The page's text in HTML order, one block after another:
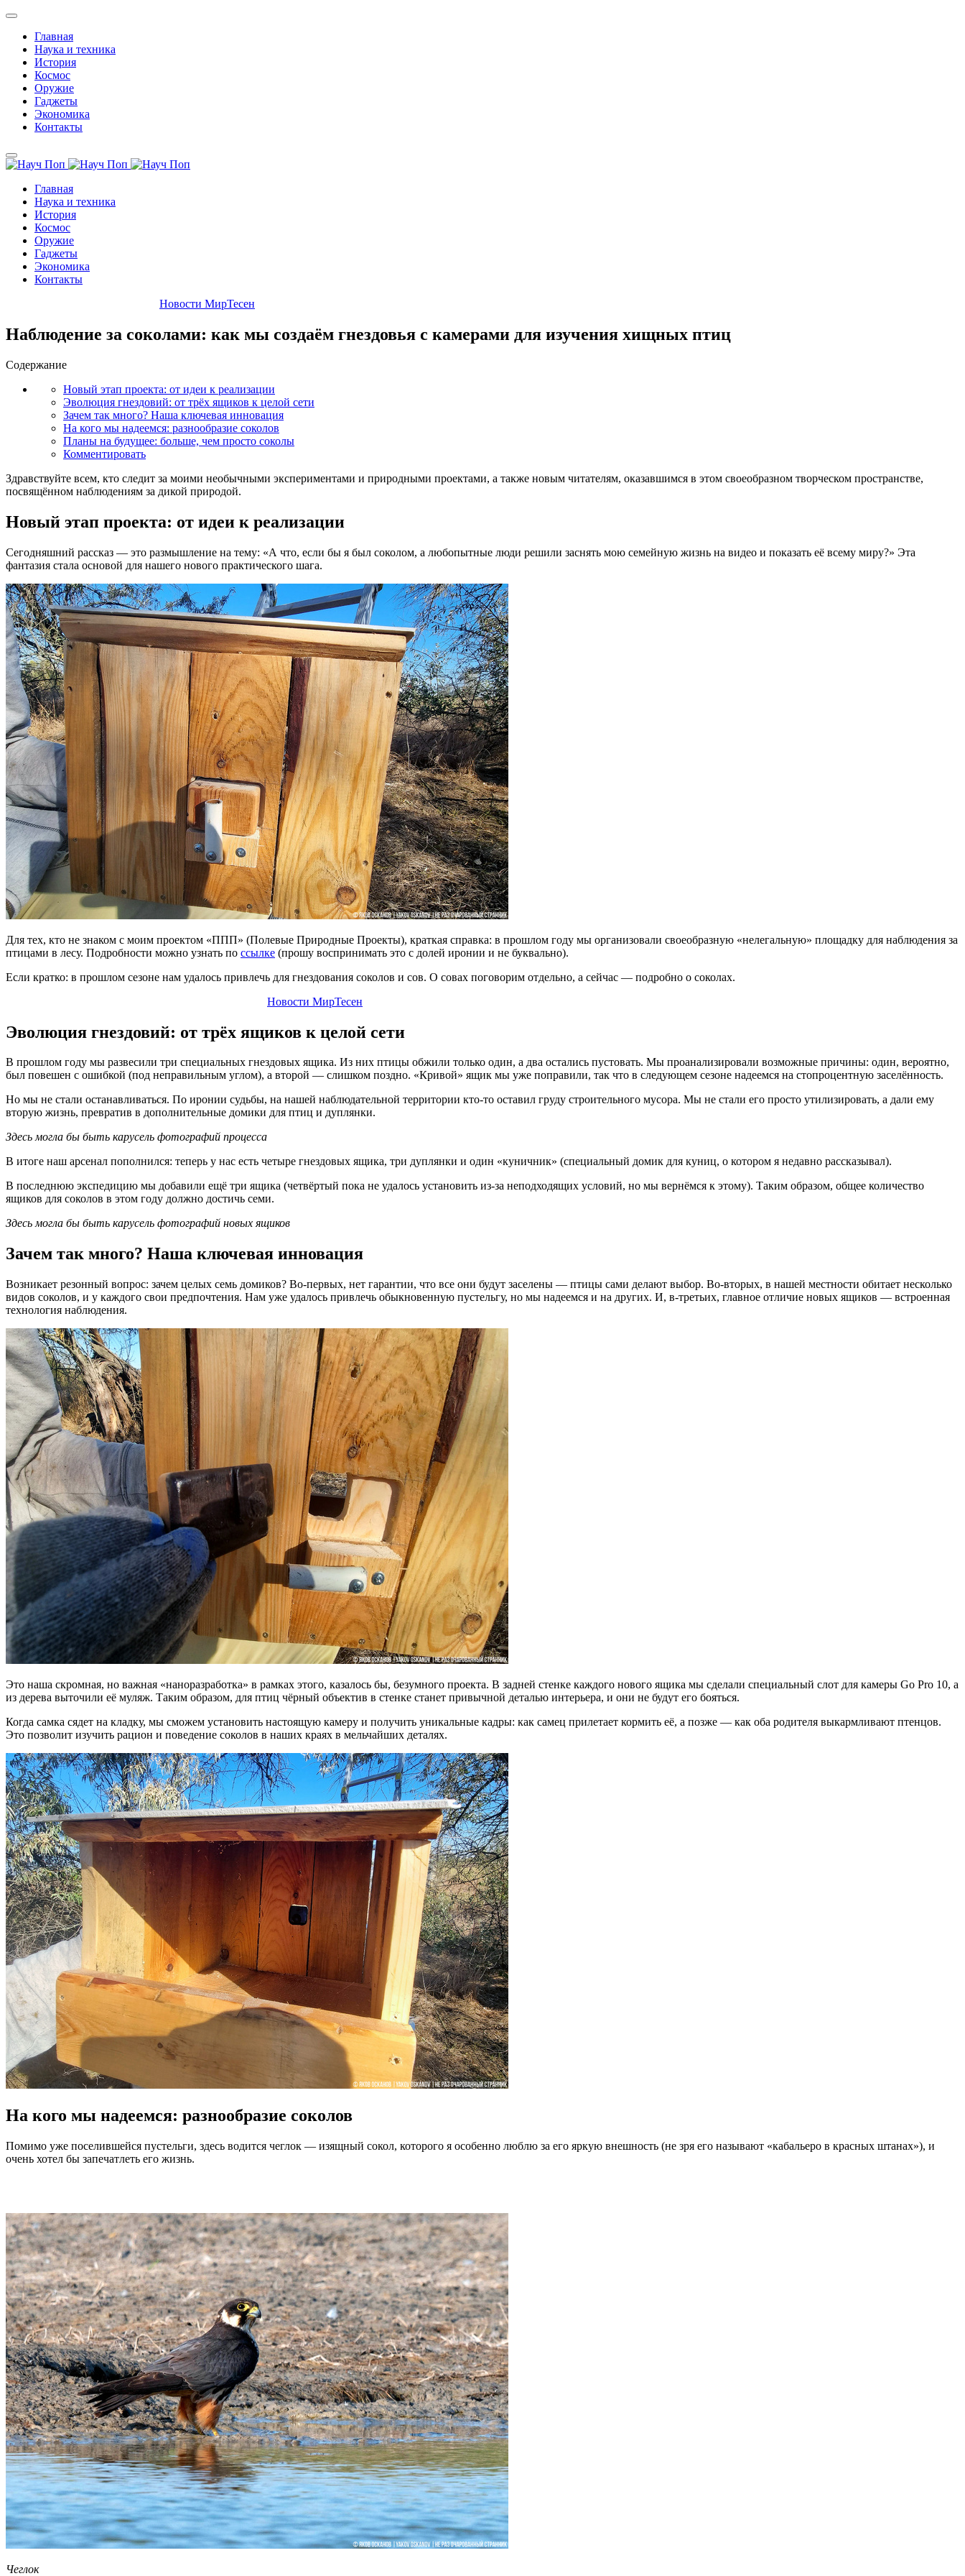
Главная
Наука и техника
История
Космос
Оружие
Гаджеты
Экономика
Контакты
Главная
Наука и техника
История
Космос
Оружие
Гаджеты
Экономика
Контакты
Новости МирТесен
Наблюдение за соколами: как мы создаём гнездовья с камерами для изучения хищных птиц
Содержание
Новый этап проекта: от идеи к реализации
Эволюция гнездовий: от трёх ящиков к целой сети
Зачем так много? Наша ключевая инновация
На кого мы надеемся: разнообразие соколов
Планы на будущее: больше, чем просто соколы
Комментировать
Здравствуйте всем, кто следит за моими необычными экспериментами и природными проектами, а также новым читателям, оказавшимся в этом своеобразном творческом пространстве,
посвящённом наблюдениям за дикой природой.
Новый этап проекта: от идеи к реализации
Сегодняшний рассказ — это размышление на тему: «А что, если бы я был соколом, а любопытные люди решили заснять мою семейную жизнь на видео и показать её всему миру?» Эта
фантазия стала основой для нашего нового практического шага.
Для тех, кто не знаком с моим проектом «ППП» (Полевые Природные Проекты), краткая справка: в прошлом году мы организовали своеобразную «нелегальную» площадку для наблюдения за
птицами в лесу. Подробности можно узнать по ссылке (прошу воспринимать это с долей иронии и не буквально).
Если кратко: в прошлом сезоне нам удалось привлечь для гнездования соколов и сов. О совах поговорим отдельно, а сейчас — подробно о соколах.
Новости МирТесен
Эволюция гнездовий: от трёх ящиков к целой сети
В прошлом году мы развесили три специальных гнездовых ящика. Из них птицы обжили только один, а два остались пустовать. Мы проанализировали возможные причины: один, вероятно,
был повешен с ошибкой (под неправильным углом), а второй — слишком поздно. «Кривой» ящик мы уже поправили, так что в следующем сезоне надеемся на стопроцентную заселённость.
Но мы не стали останавливаться. По иронии судьбы, на нашей наблюдательной территории кто-то оставил груду строительного мусора. Мы не стали его просто утилизировать, а дали ему
вторую жизнь, превратив в дополнительные домики для птиц и дуплянки.
Здесь могла бы быть карусель фотографий процесса
В итоге наш арсенал пополнился: теперь у нас есть четыре гнездовых ящика, три дуплянки и один «куничник» (специальный домик для куниц, о котором я недавно рассказывал).
В последнюю экспедицию мы добавили ещё три ящика (четвёртый пока не удалось установить из-за неподходящих условий, но мы вернёмся к этому). Таким образом, общее количество
ящиков для соколов в этом году должно достичь семи.
Здесь могла бы быть карусель фотографий новых ящиков
Зачем так много? Наша ключевая инновация
Возникает резонный вопрос: зачем целых семь домиков? Во-первых, нет гарантии, что все они будут заселены — птицы сами делают выбор. Во-вторых, в нашей местности обитает несколько
видов соколов, и у каждого свои предпочтения. Нам уже удалось привлечь обыкновенную пустельгу, но мы надеемся и на других. И, в-третьих, главное отличие новых ящиков — встроенная
технология наблюдения.
Это наша скромная, но важная «наноразработка» в рамках этого, казалось бы, безумного проекта. В задней стенке каждого нового ящика мы сделали специальный слот для камеры Go Pro 10, а
из дерева выточили её муляж. Таким образом, для птиц чёрный объектив в стенке станет привычной деталью интерьера, и они не будут его бояться.
Когда самка сядет на кладку, мы сможем установить настоящую камеру и получить уникальные кадры: как самец прилетает кормить её, а позже — как оба родителя выкармливают птенцов.
Это позволит изучить рацион и поведение соколов в наших краях в мельчайших деталях.
На кого мы надеемся: разнообразие соколов
Помимо уже поселившейся пустельги, здесь водится чеглок — изящный сокол, которого я особенно люблю за его яркую внешность (не зря его называют «кабальеро в красных штанах»), и
очень хотел бы запечатлеть его жизнь.
Чеглок